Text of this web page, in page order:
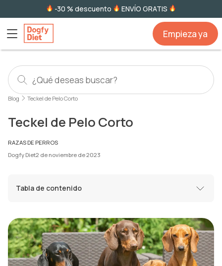
-30 % descuento ENVÍO GRATIS
Empieza ya
Blog Teckel de Pelo Corto
Teckel de Pelo Corto
RAZAS DE PERROS
Dogfy Diet2 de noviembre de 2023
Tabla de contenido